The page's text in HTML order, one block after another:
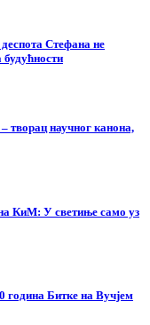
Стефана не
научног канона,
КиМ: У светиње само уз
Битке на Вучјем